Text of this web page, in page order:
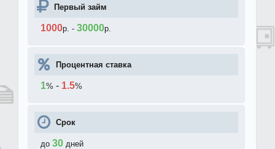
Первый займ
1000р. - 30000р.
Процентная ставка
1% - 1.5%
Срок
до 30 дней